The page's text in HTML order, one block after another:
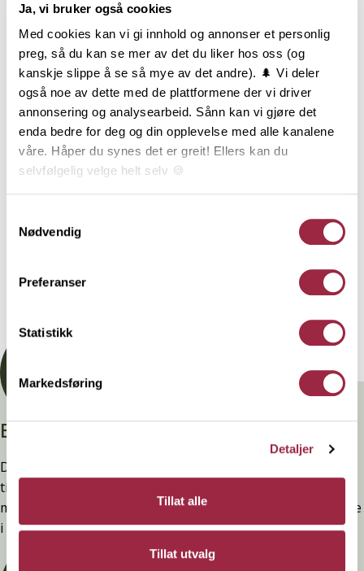
Ja, vi bruker også cookies
Med cookies kan vi gi innhold og annonser et personlig
preg, så du kan se mer av det du liker hos oss (og
kanskje slippe å se så mye av det andre). 🌲 Vi deler
også noe av dette med de plattformene der vi driver
annonsering og analysearbeid. Sånn kan vi gjøre det
enda bedre for deg og din opplevelse med alle kanalene
våre. Håper du synes det er greit! Ellers kan du
selvfølgelig velge helt selv 🍪
Nødvendig
Preferanser
Statistikk
Markedsføring
Detaljer
Tillat alle
Tillat utvalg
gjeldende standard for styrkesortering. Varen er
lengdekappet i intervaller, høvlet på alle 4 sider og
har avrundede eller fasede kanter.
Konstruksjonsvirke er CE og NS-merket og
underlagt 3-part kontroll. Styrkeklassen C30 brukes i
hovedsak til produksjon av takstoler. Tekniske
konstruksjoner må beregnes iht. norske standarder
og utføres av kvalifisert personell. Denne varen er
produsert i Norge av PEFC-sertifisert tømmer fra
av karbon er dokumentert gjennom EPD og
Branntestet
Denne kledninger er testet, dokumentert, godkjent og
tilfredsstiller preakseptert ytelse for brann (D-s2,d0) ved
montering. Ytelsen opprettholdes ved å følge anvisningene
i våre FDV-er.